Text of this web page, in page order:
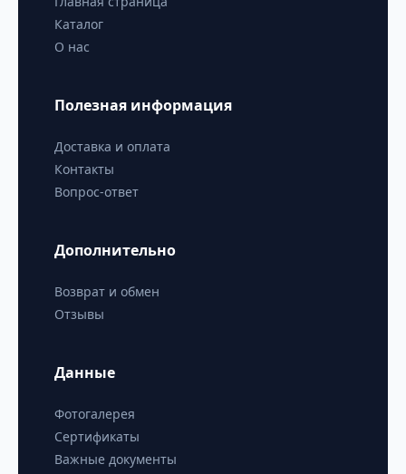
Каталог
О нас
Полезная информация
Доставка и оплата
Контакты
Вопрос-ответ
Дополнительно
Возврат и обмен
Отзывы
Данные
Фотогалерея
Сертификаты
Важные документы